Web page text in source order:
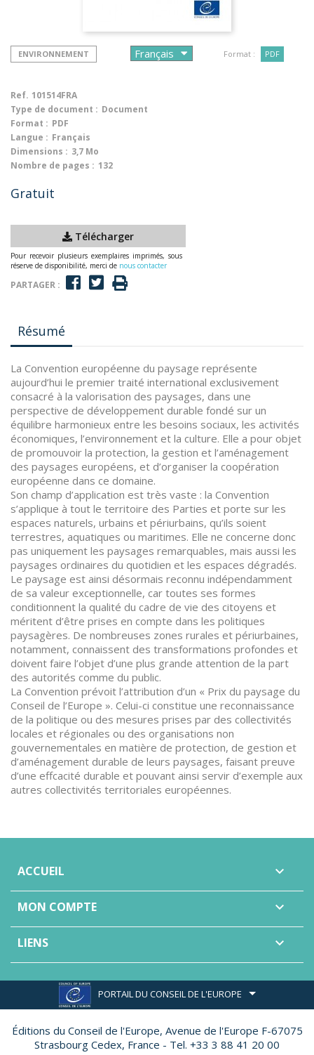
ENVIRONNEMENT Format : PDF
Ref. 101514FRA
Type de document : Document
Format : PDF
Langue : Français
Dimensions : 3,7 Mo
Nombre de pages : 132
Gratuit
Télécharger
Pour recevoir plusieurs exemplaires imprimés, sous
réserve de disponibilité, merci de nous contacter
PARTAGER :
Résumé
La Convention européenne du paysage représente
aujourd’hui le premier traité international exclusivement
consacré à la valorisation des paysages, dans une
perspective de développement durable fondé sur un
équilibre harmonieux entre les besoins sociaux, les activités
économiques, l’environnement et la culture. Elle a pour objet
de promouvoir la protection, la gestion et l’aménagement
des paysages européens, et d’organiser la coopération
européenne dans ce domaine.
Son champ d’application est très vaste : la Convention
s’applique à tout le territoire des Parties et porte sur les
espaces naturels, urbains et périurbains, qu’ils soient
terrestres, aquatiques ou maritimes. Elle ne concerne donc
pas uniquement les paysages remarquables, mais aussi les
paysages ordinaires du quotidien et les espaces dégradés.
Le paysage est ainsi désormais reconnu indépendamment
de sa valeur exceptionnelle, car toutes ses formes
conditionnent la qualité du cadre de vie des citoyens et
méritent d’être prises en compte dans les politiques
paysagères. De nombreuses zones rurales et périurbaines,
notamment, connaissent des transformations profondes et
doivent faire l’objet d’une plus grande attention de la part
des autorités comme du public.
La Convention prévoit l’attribution d’un « Prix du paysage du
Conseil de l’Europe ». Celui-ci constitue une reconnaissance
de la politique ou des mesures prises par des collectivités
locales et régionales ou des organisations non
gouvernementales en matière de protection, de gestion et
d’aménagement durable de leurs paysages, faisant preuve
d’une effcacité durable et pouvant ainsi servir d’exemple aux
autres collectivités territoriales européennes.
ACCUEIL 
MON COMPTE 
LIENS 
PORTAIL DU CONSEIL DE L'EUROPE
Éditions du Conseil de l'Europe, Avenue de l'Europe F-67075
Strasbourg Cedex, France - Tel. +33 3 88 41 20 00